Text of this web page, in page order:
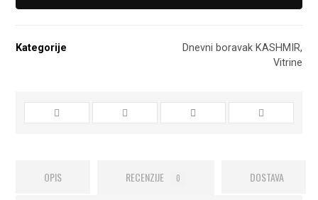
Kategorije Dnevni boravak KASHMIR,
Vitrine
OPIS RECENZIJE 0 DOSTAVA